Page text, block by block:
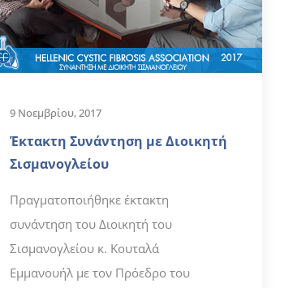
9 Νοεμβρίου, 2017
Έκτακτη Συνάντηση με Διοικητή
Σισμανογλείου
Πραγματοποιήθηκε έκτακτη
συνάντηση του Διοικητή του
Σισμανογλείου κ. Κουταλά
Εμμανουήλ με τον Πρόεδρο του